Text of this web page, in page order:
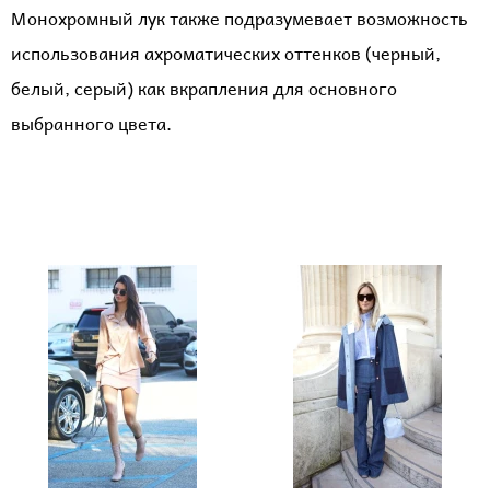
Монохромный лук также подразумевает возможность
использования ахроматических оттенков (черный,
белый, серый) как вкрапления для основного
выбранного цвета.